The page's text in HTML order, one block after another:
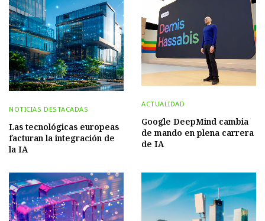
NOTICIAS DESTACADAS
Las tecnológicas europeas
facturan la integración de
la IA
ACTUALIDAD
Google DeepMind cambia
de mando en plena carrera
de IA